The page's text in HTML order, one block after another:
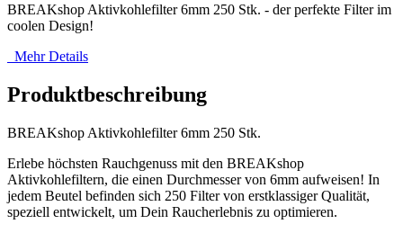
BREAKshop Aktivkohlefilter 6mm 250 Stk. - der perfekte Filter im
coolen Design!
Mehr Details
Produktbeschreibung
BREAKshop Aktivkohlefilter 6mm 250 Stk.
Erlebe höchsten Rauchgenuss mit den BREAKshop
Aktivkohlefiltern, die einen Durchmesser von 6mm aufweisen! In
jedem Beutel befinden sich 250 Filter von erstklassiger Qualität,
speziell entwickelt, um Dein Raucherlebnis zu optimieren.